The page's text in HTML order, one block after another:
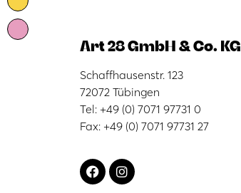
Art 28 GmbH & Co. KG
Schaffhausenstr. 123
72072 Tübingen
Tel: +49 (0) 7071 97731 0
Fax: +49 (0) 7071 97731 27